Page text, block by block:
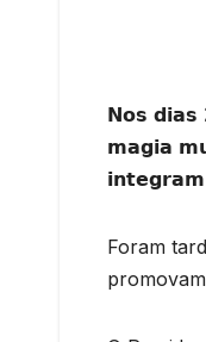
𝗡𝗼𝘀 𝗱𝗶𝗮𝘀
𝗺𝗮𝗴𝗶𝗮
Foram